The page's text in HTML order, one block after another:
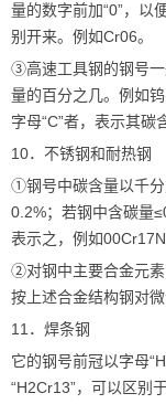
量的数字前加“0”，以
别开来。例如Cr06。
③高速工具钢的钢号
量的百分之几。例如
字母“C”者，表示其碳
10．不锈钢和耐热钢
①钢号中碳含量以千分
0.2%；若钢中含碳量
表示之，例如
②对钢中主要合金元
按上述合金结构钢对
11．焊条钢
它的钢号前冠以字母
“H2Cr13”，可以区别